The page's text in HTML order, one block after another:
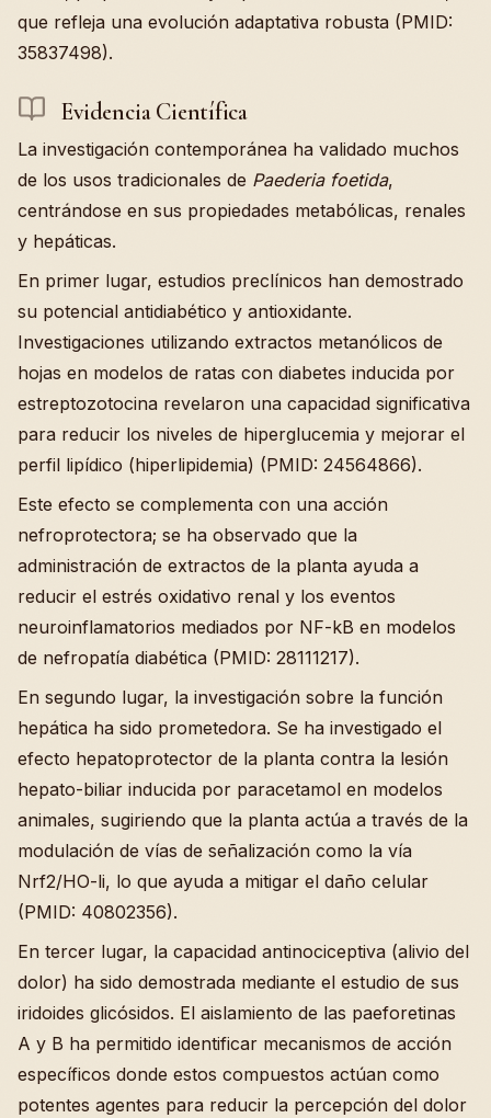
que refleja una evolución adaptativa robusta (PMID:
35837498).
Evidencia Científica
La investigación contemporánea ha validado muchos
de los usos tradicionales de Paederia foetida,
centrándose en sus propiedades metabólicas, renales
y hepáticas.
En primer lugar, estudios preclínicos han demostrado
su potencial antidiabético y antioxidante.
Investigaciones utilizando extractos metanólicos de
hojas en modelos de ratas con diabetes inducida por
estreptozotocina revelaron una capacidad significativa
para reducir los niveles de hiperglucemia y mejorar el
perfil lipídico (hiperlipidemia) (PMID: 24564866).
Este efecto se complementa con una acción
nefroprotectora; se ha observado que la
administración de extractos de la planta ayuda a
reducir el estrés oxidativo renal y los eventos
neuroinflamatorios mediados por NF-kB en modelos
de nefropatía diabética (PMID: 28111217).
En segundo lugar, la investigación sobre la función
hepática ha sido prometedora. Se ha investigado el
efecto hepatoprotector de la planta contra la lesión
hepato-biliar inducida por paracetamol en modelos
animales, sugiriendo que la planta actúa a través de la
modulación de vías de señalización como la vía
Nrf2/HO-li, lo que ayuda a mitigar el daño celular
(PMID: 40802356).
En tercer lugar, la capacidad antinociceptiva (alivio del
dolor) ha sido demostrada mediante el estudio de sus
iridoides glicósidos. El aislamiento de las paeforetinas
A y B ha permitido identificar mecanismos de acción
específicos donde estos compuestos actúan como
potentes agentes para reducir la percepción del dolor